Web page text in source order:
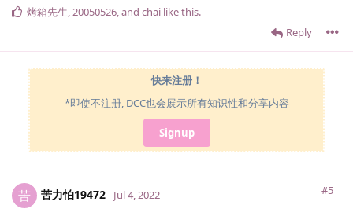
Reply
烤箱先生,20050526, and chai like this.
快来注册！
*即使不注册, DCC也会展示所有知识性和分享内容
Signup
苦 苦力怕19472 #5
Jul 4, 2022